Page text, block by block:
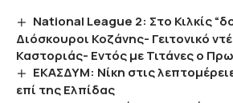
National League 2: Στο Κιλκίς
Διόσκουροι Κοζάνης- Γειτονικό
Καστοριάς- Εντός με Τιτάνες ο
ΕΚΑΣΔΥΜ: Νίκη στις
επί της Ελπίδας